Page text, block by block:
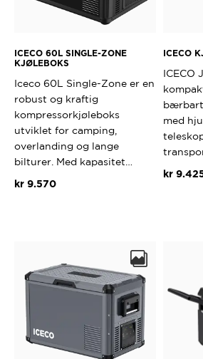
ICECO 60L SINGLE-ZONE
KJØLEBOKS
Iceco 60L Single-Zone er en
robust og kraftig
kompressorkjøleboks
utviklet for camping,
overlanding og lange
bilturer. Med kapasitet…
kr9.570
flere
varianter.
Alternativene
kan
velges
på
produktsiden
ICECO
ICECO
med
kr